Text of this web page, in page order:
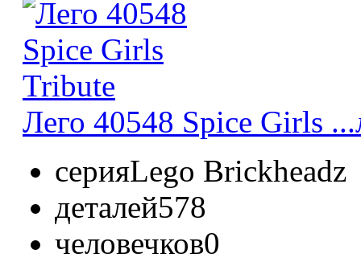
Лего 40548 Spice Girls ...
серияLego Brickheadz
деталей578
человечков0